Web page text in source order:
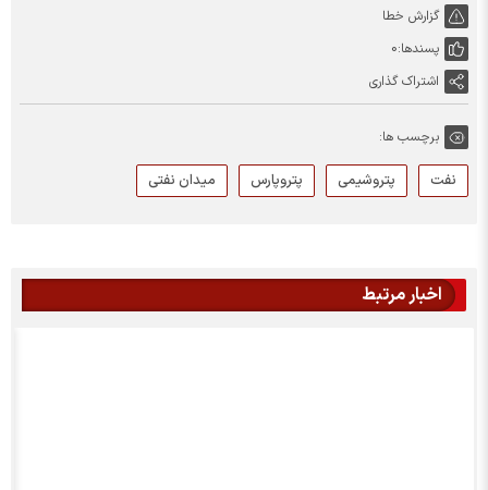
گزارش خطا
پسندها:0
اشتراک گذاری
برچسب ها:
نفت پتروشیمی پتروپارس میدان نفتی
اخبار مرتبط